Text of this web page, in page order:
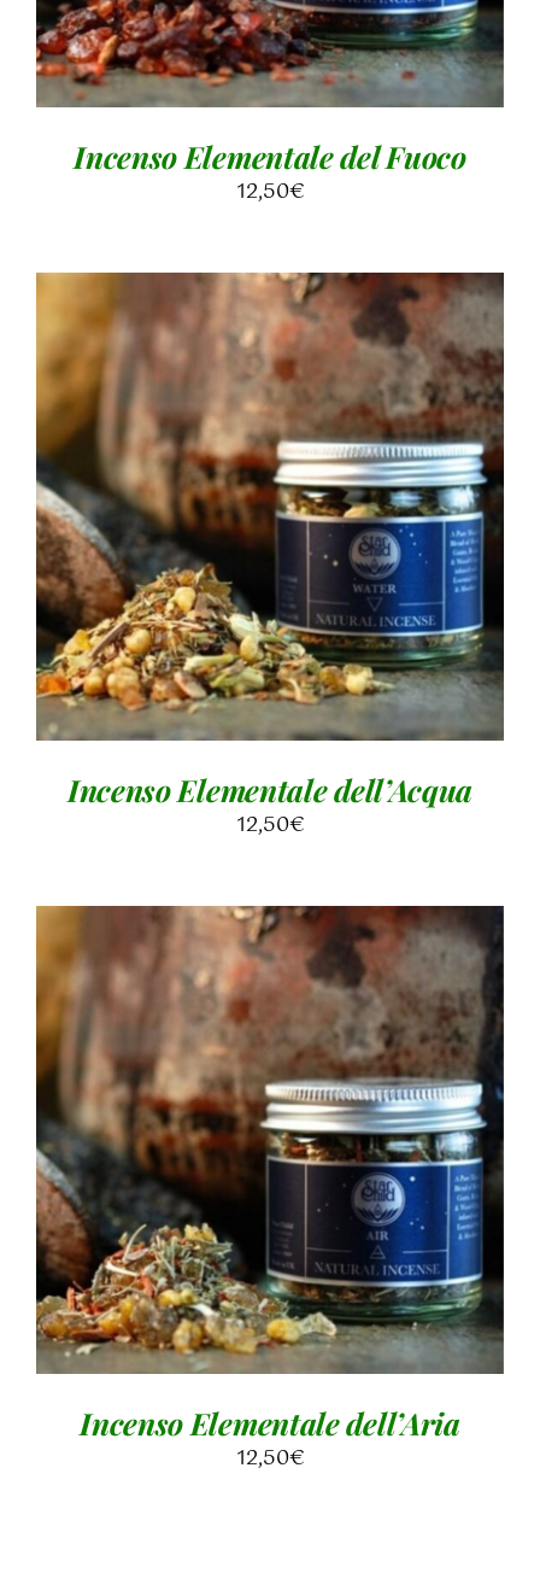
Incenso Elementale del Fuoco
12,50€
AGGIUNGI AL CARRELLO / DETTAGLI
Incenso Elementale dell’Acqua
12,50€
AGGIUNGI AL CARRELLO / DETTAGLI
Incenso Elementale dell’Aria
12,50€